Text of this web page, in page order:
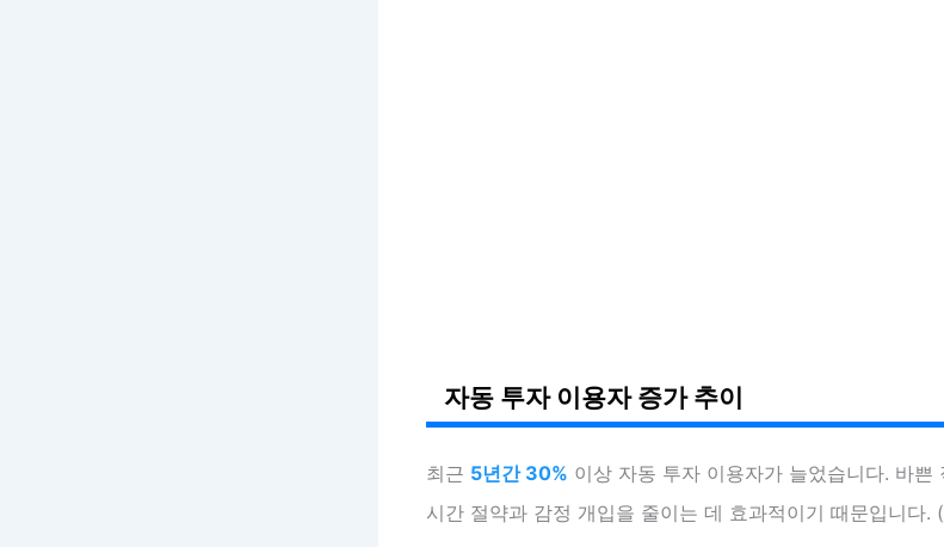
자동 투자 이용자 증가 추이
최근 5년간 30% 이상 자동 투자 이용자가 늘었습니다. 바쁜
시간 절약과 감정 개입을 줄이는 데 효과적이기 때문입니다.